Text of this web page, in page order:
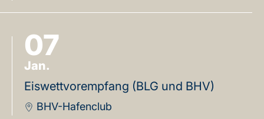
07
Jan.
Eiswettvorempfang (BLG und BHV)
BHV-Hafenclub